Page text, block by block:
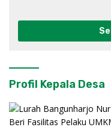
Profil Kepala Desa